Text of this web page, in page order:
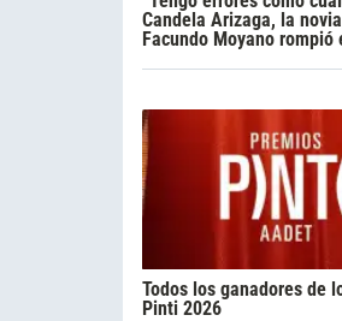
Candela Arizaga, la
Facundo Moyano rompió
Todos los ganadores de
Pinti 2026